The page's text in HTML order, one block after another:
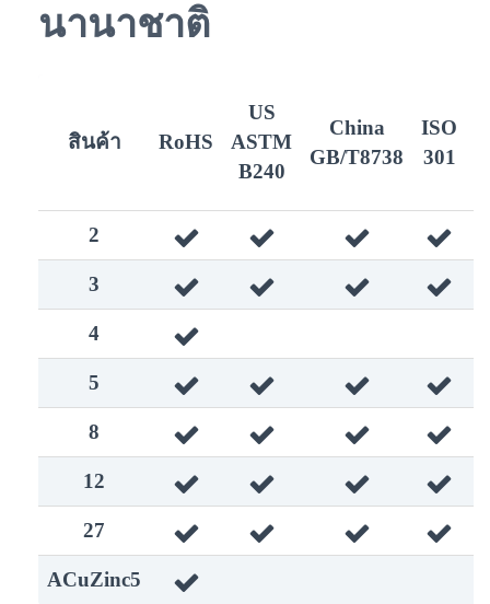
นานาชาติ
สินค้า RoHS
US
ASTM
B240
China
GB/T8738
ISO
301
2 
 
 
 

3 
 
 
 

4 

5 
 
 
 

8 
 
 
 

12 
 
 
 

27 
 
 
 

ACuZinc5 
